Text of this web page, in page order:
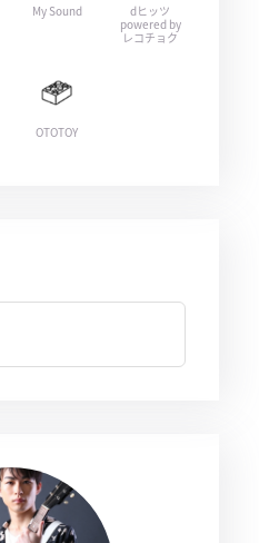
My Sound
dヒッツ
powered by
レコチョク
OTOTOY